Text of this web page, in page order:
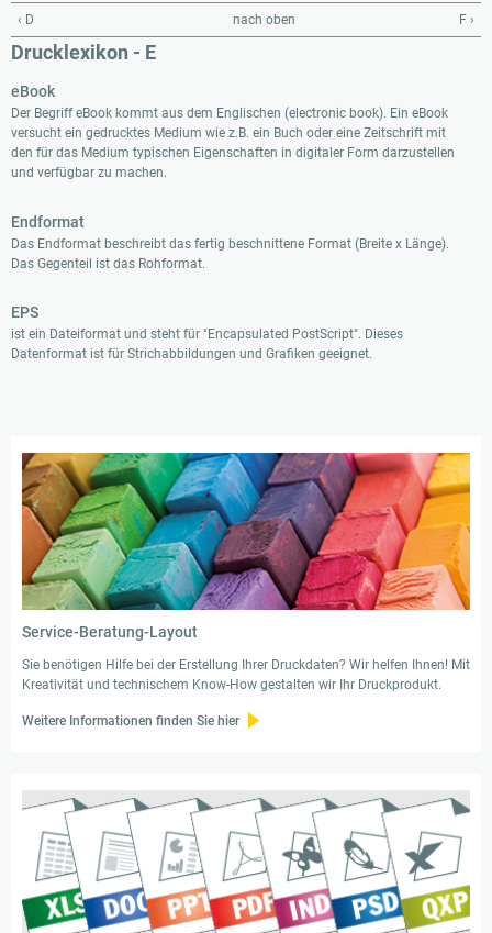
‹ D nach oben F ›
Drucklexikon - E
eBook
Der Begriff eBook kommt aus dem Englischen (electronic book). Ein eBook
versucht ein gedrucktes Medium wie z.B. ein Buch oder eine Zeitschrift mit
den für das Medium typischen Eigenschaften in digitaler Form darzustellen
und verfügbar zu machen.
Endformat
Das Endformat beschreibt das fertig beschnittene Format (Breite x Länge).
Das Gegenteil ist das Rohformat.
EPS
ist ein Dateiformat und steht für "Encapsulated PostScript". Dieses
Datenformat ist für Strichabbildungen und Grafiken geeignet.
Service-Beratung-Layout
Sie benötigen Hilfe bei der Erstellung Ihrer Druckdaten? Wir helfen Ihnen! Mit
Kreativität und technischem Know-How gestalten wir Ihr Druckprodukt.
Weitere Informationen finden Sie hier